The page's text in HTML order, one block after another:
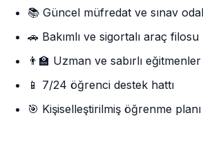
📚 Güncel müfredat ve sınav
🚗 Bakımlı ve sigortalı araç filosu
👨‍🏫 Uzman ve sabırlı eğitmenler
📱 7/24 öğrenci destek hattı
🎯 Kişiselleştirilmiş öğrenme planı